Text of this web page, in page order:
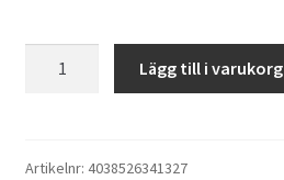
140/80
Lägg till i varukorg
Artikelnr: 4038526341327